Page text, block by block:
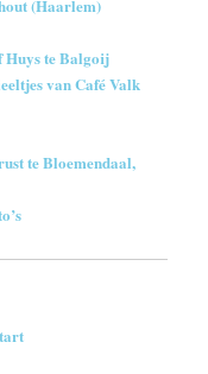
(Haarlem)
Huys te Balgoij
van Café Valk
te Bloemendaal,